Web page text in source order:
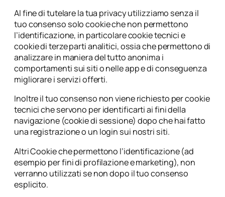
Al fine di tutelare la tua privacy utilizziamo senza il
tuo consenso solo cookie che non permettono
l’identificazione, in particolare cookie tecnici e
cookie di terze parti analitici, ossia che permettono di
analizzare in maniera del tutto anonima i
comportamenti sui siti o nelle app e di conseguenza
migliorare i servizi offerti.
Inoltre il tuo consenso non viene richiesto per cookie
tecnici che servono per identificarti ai fini della
navigazione (cookie di sessione) dopo che hai fatto
una registrazione o un login sui nostri siti.
Altri Cookie che permettono l’identificazione (ad
esempio per fini di profilazione e marketing), non
verranno utilizzati se non dopo il tuo consenso
esplicito.